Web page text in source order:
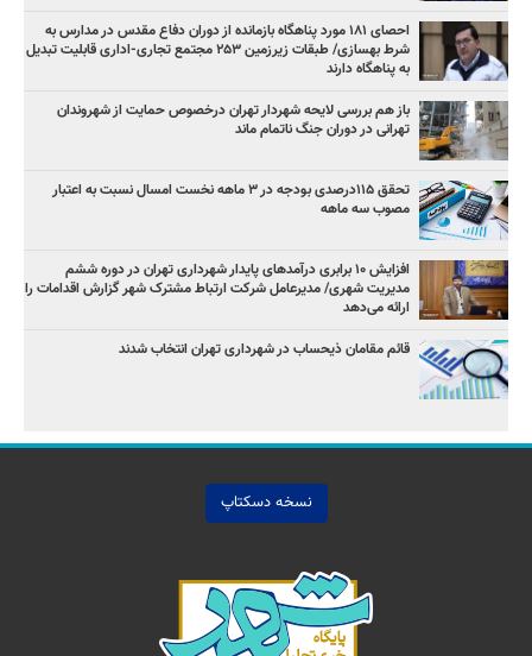
احصای ۱۸۱ مورد پناهگاه بازمانده از دوران دفاع مقدس در مدارس به
شرط بهسازی/ طبقات زیرزمین ۲۵۳ مجتمع تجاری-اداری قابلیت تبدیل
به پناهگاه دارند
باز هم بررسی لایحه شهردار تهران درخصوص حمایت از شهروندان
تهرانی در دوران جنگ ناتمام ماند
تحقق ۱۱۵درصدی بودجه در ۳ ماهه نخست امسال نسبت به اعتبار
مصوب سه ماهه
افزایش ۱۰ برابری درآمدهای پایدار شهرداری تهران در دوره ششم
مدیریت شهری/ مدیرعامل شرکت ارتباط مشترک شهر گزارش اقدامات را
ارائه می‌دهد
قائم مقامان ذیحساب در شهرداری تهران انتخاب شدند
نسخه دسکتاپ